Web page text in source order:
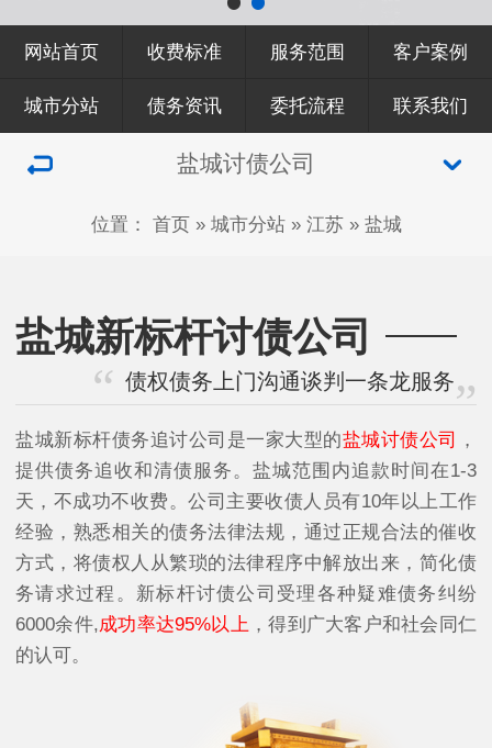
网站首页 收费标准 服务范围 客户案例
城市分站 债务资讯 委托流程 联系我们
盐城讨债公司
位置： 首页» 城市分站» 江苏» 盐城
盐城新标杆讨债公司
债权债务上门沟通谈判一条龙服务
盐城新标杆债务追讨公司是一家大型的盐城讨债公司
，
提供债务追收和清债服务。盐城范围内追款时间在1-3
天，不成功不收费。公司主要收债人员有10年以上工作
经验，熟悉相关的债务法律法规，通过正规合法的催收
方式，将债权人从繁琐的法律程序中解放出来，简化债
务请求过程。新标杆讨债公司受理各种疑难债务纠纷
6000余件,成功率达95%以上 ，得到广大客户和社会同仁
的认可。